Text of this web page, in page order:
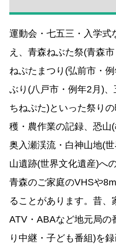
運動会・七五三・入学式
え、青森ねぶた祭(青森
ねぷたまつり(弘前市・
ぶり(八戸市・例年2月)
ちねぷた)といった祭り
穫・農作業の記録、恐山
奥入瀬渓流・白神山地(
山遺跡(世界文化遺産)へ
青森のご家庭のVHSや
ることがあります。昔、
ATV・ABAなど地元局の
り中継・子ども番組)を